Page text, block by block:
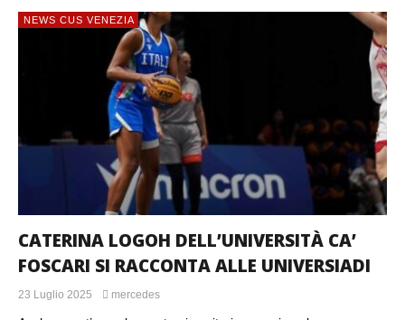
NEWS CUS VENEZIA
CATERINA LOGOH DELL’UNIVERSITÀ CA’
FOSCARI SI RACCONTA ALLE UNIVERSIADI
23 Luglio 2025 mercedes